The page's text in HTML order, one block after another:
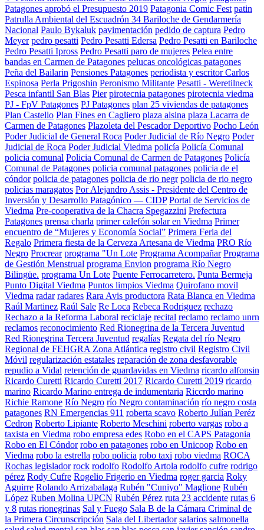
Patagones aprobó el Presupuesto 2019 Patagonia Comic Fest patin
Patrulla Ambiental del Escuadrón 34 Bariloche de Gendarmería
Nacional Paulo Bykaluk pavimentación pedido de captura Pedro
Meyer pedro pesatti Pedro Pesatti Edersa Pedro Pesatti en Bariloche
Pedro Pesatti Ipross Pedro Pesatti paro de mujeres Pelea entre
bandas en Carmen de Patagones pelucas oncológicas patagones
Peña del Bailarin Pensiones Patagones periodista y escritor Carlos
Espinosa Perla Prigoshin Peronismo Militante Pesatti - Weretilneck
Pesca infantil San Blas Pier pirotecnia patagones pirotecnia viedma
PJ - FpV Patagones PJ Patagones plan 25 viviendas de patagones
Plan Castello Plan Fines en Cagliero plaza alsina plaza Lacarra de
Carmen de Patagones Plazoleta del Pescador Deportivo Pocho León
Poder Judicial de General Roca Poder Judicial de Río Negro Poder
Judicial de Roca Poder Judicial Viedma policía Policía Comunal
policia comunal Policia Comunal de Carmen de Patagones Policía
Comunal de Patagones policia comunal patagones policia de el
cóndor policia de patagones policia de rio negr policia de rio negro
policias maragatos Por Alejandro Assis - Presidente del Centro de
Inversión y Desarrollo Patagónico — CIDP Portal de Servicios de
Viedma Pre-cooperativa de la Chacra Spegazzini Prefectura
Patagones prensa charla primer calefón solar en Viedma Primer
encuentro de “Mujeres y Economía Social” Primera Feria del
Regalo Primera fiesta de la Cerveza Artesana de Viedma PRO Río
Negro Procrear programa "Un Lote Programa Acompañar Programa
de Gestión Menstrual programa Envion programa Río Negro
Bilingüe. programa Un Lote Puente Ferrocarretero. Punta Bermeja
Punto Digital Viedma Puntos limpios Viedma Quirofano movil
Viedma radar radares Rara Avis productora Rata Blanca en Viedma
Raúl Martinez Raúl Sale Re Loca Rebeca Rodriguez rechazo
Rechazo a la Reforma Laboral reciclaje recital reclamo reclamo unrn
reclamos reconocimiento Red Rionegrina de la Tercera Juventud
Red Rionegrina Tercera Juventud regalías Regata del río Negro
Regional de FEHGRA Zona Atlántica registro civil Registro Civil
Móvil regularización estatales reparación de zona desfavorable
repudio a Vidal retención de guardavidas en Viedma ricardo alfonsin
Ricardo Curetti Ricardo Curetti 2017 Ricardo Curetti 2019 ricardo
marino Ricardo Marino entrega de indumentaria Riccrdo marino
Richie Ramone Río Negro río Negro contaminación río negro costa
patagones RN Emergencias 911 roberta scavo Roberto Julían Peréz
Cedron Roberto Lipiante Roberto Meschini roberto vargas robo a
taxista en Viedma robo empresa edes Robo en el CAPS Patagonia
Robo en El Cóndor robo en patagones robo en Unicoop Robo en
Viedma robo la estrella robo policia robo taxi robo viedma ROCA
Rochas legislador rock rodolfo Rodolfo Artola rodolfo cufre rodrigo
pérez Rody Cufre Rogelio Frigerio en Viedma roger garcia Roky
Aguirre Rolando Arrizabalaga Rubén "Cuniyo" Maglione Rubén
López Ruben Molina UPCN Rubén Pérez ruta 23 accidente rutas 6
y 8 rutas rionegrinas Sal y Fuego Sala B de la Cámara Criminal de
la Primera Circunscripción Sala del Libertador salarios salmonella